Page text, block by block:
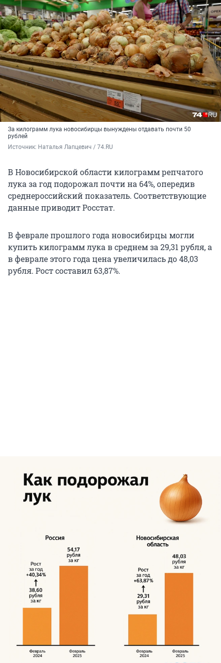
За килограмм лука новосибирцы вынуждены отдавать почти 50
рублей
Источник: Наталья Лапцевич / 74.RU
В Новосибирской области килограмм репчатого
лука за год подорожал почти на 64%, опередив
среднероссийский показатель. Соответствующие
данные приводит Росстат.
В феврале прошлого года новосибирцы могли
купить килограмм лука в среднем за 29,31 рубля, а
в феврале этого года цена увеличилась до 48,03
рубля. Рост составил 63,87%.